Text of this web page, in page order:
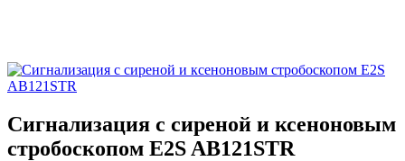
Сигнализация с сиреной и ксеноновым
стробоскопом E2S AB121STR